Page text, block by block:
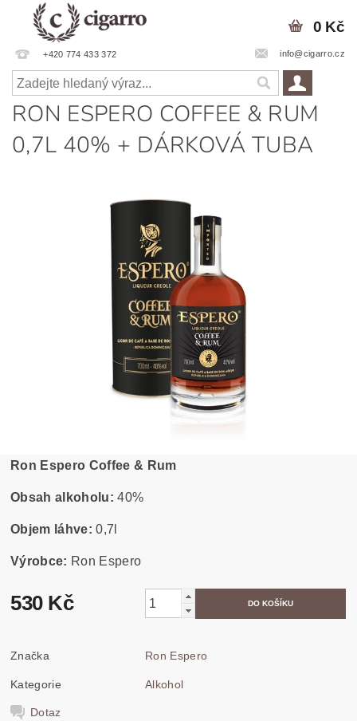
+420 774 433 372 info@cigarro.cz
0 Kč
RON ESPERO COFFEE & RUM
0,7L 40% + DÁRKOVÁ TUBA
Ron Espero Coffee & Rum
Obsah alkoholu: 40%
Objem láhve: 0,7l
Výrobce: Ron Espero
530 Kč
Značka Ron Espero
Kategorie Alkohol
Dotaz